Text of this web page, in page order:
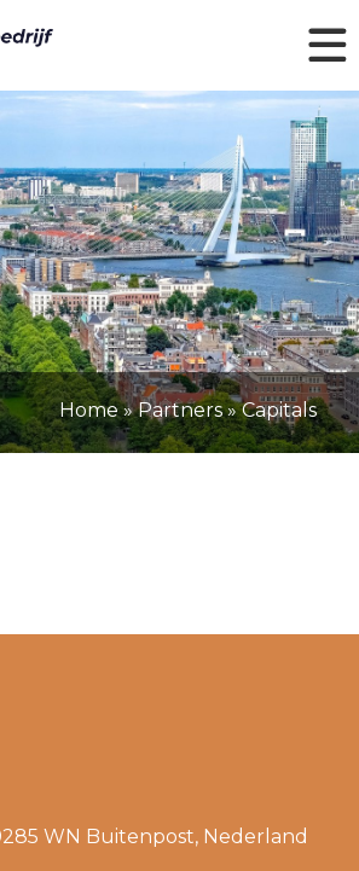
Home»Partners»Capitals
WN Buitenpost, Nederland